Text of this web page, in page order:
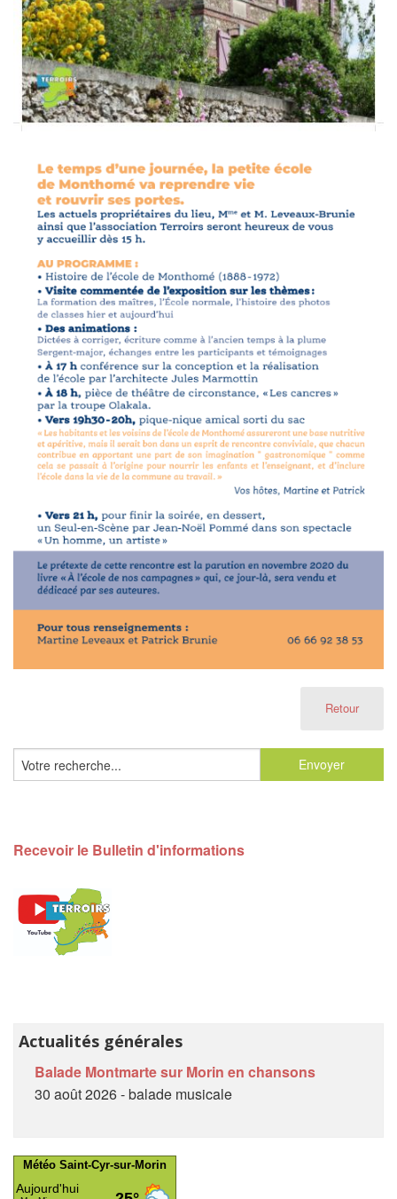
Retour
Recevoir le Bulletin d'informations
Actualités générales
Balade Montmarte sur Morin en chansons
30 août 2026 - balade musicale
Météo Saint-Cyr-sur-Morin